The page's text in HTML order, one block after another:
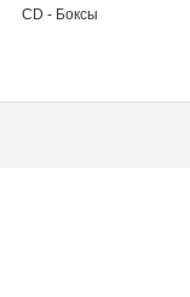
CD - Боксы